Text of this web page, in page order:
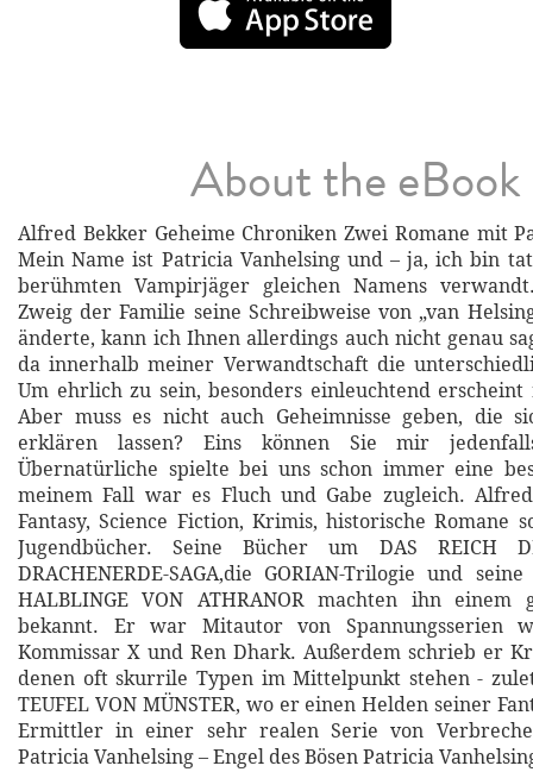
About the eBook
Alfred Bekker Geheime Chroniken Zwei Romane mit
Mein Name ist Patricia Vanhelsing und – ja, ich bin
berühmten Vampirjäger gleichen Namens
Zweig der Familie seine Schreibweise von „van
änderte, kann ich Ihnen allerdings auch nicht genau
da innerhalb meiner Verwandtschaft die
Um ehrlich zu sein, besonders einleuchtend
Aber muss es nicht auch Geheimnisse geben, die
erklären lassen? Eins können Sie mir
Übernatürliche spielte bei uns schon immer eine
meinem Fall war es Fluch und Gabe zugleich.
Fantasy, Science Fiction, Krimis, historische Romane
Jugendbücher. Seine Bücher um DAS REICH
DRACHENERDE-SAGA,die GORIAN-Trilogie und
HALBLINGE VON ATHRANOR machten ihn einem
bekannt. Er war Mitautor von Spannungsserien
Kommissar X und Ren Dhark. Außerdem schrieb er
denen oft skurrile Typen im Mittelpunkt stehen -
TEUFEL VON MÜNSTER, wo er einen Helden seiner
Ermittler in einer sehr realen Serie von
Patricia Vanhelsing – Engel des Bösen Patricia